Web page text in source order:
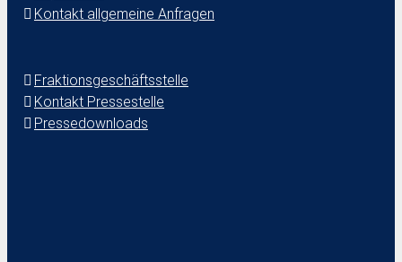
Kontakt allgemeine Anfragen
Fraktionsgeschäftsstelle
Kontakt Pressestelle
Pressedownloads